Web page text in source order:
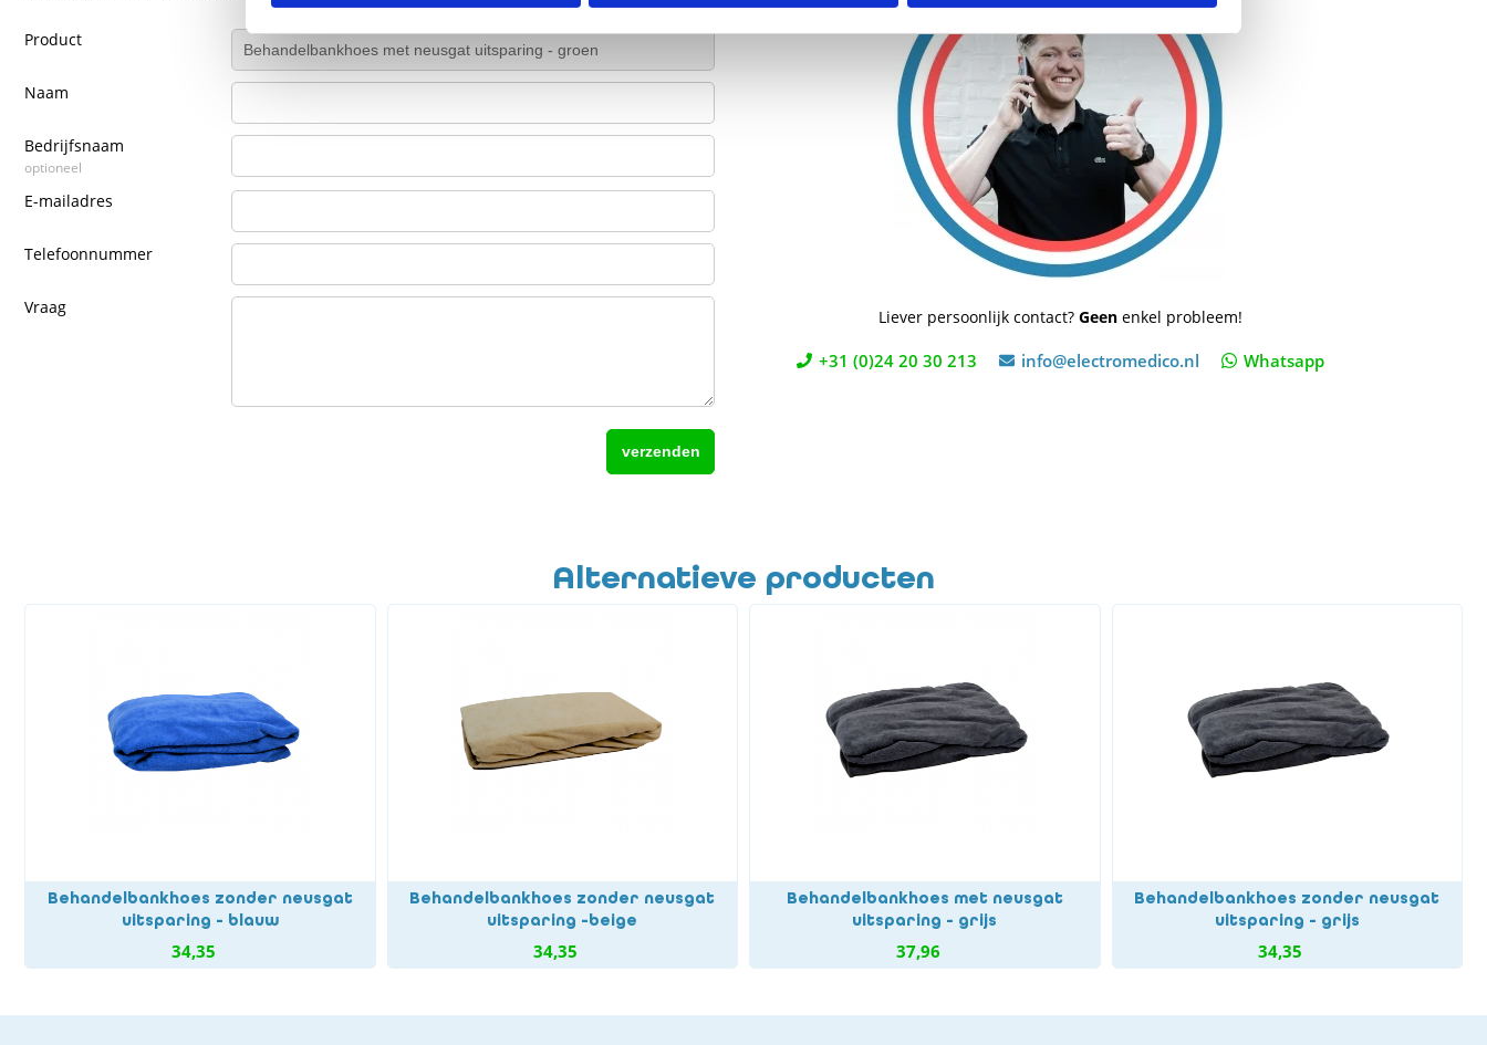
Product
Naam
Bedrijfsnaam
optioneel
E-mailadres
Telefoonnummer
Vraag Liever persoonlijk contact? Geenenkel probleem!
+31 (0)24 20 30 213 info@electromedico.nl Whatsapp
Alternatieve producten
Behandelbankhoes zonder neusgat
uitsparing - blauw
34,35
Behandelbankhoes zonder neusgat
uitsparing -beige
34,35
Behandelbankhoes met neusgat
uitsparing - grijs
37,96
Behandelbankhoes zonder neusgat
uitsparing - grijs
34,35